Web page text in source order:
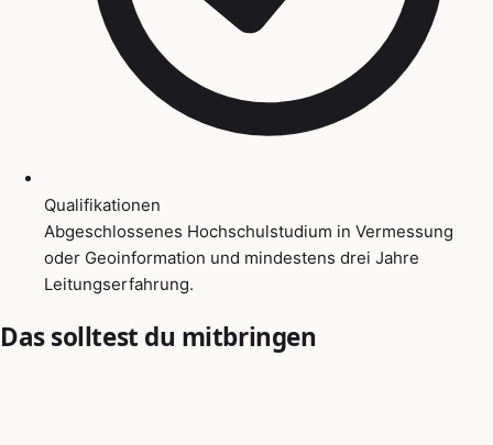
Qualifikationen
Abgeschlossenes Hochschulstudium in Vermessung
oder Geoinformation und mindestens drei Jahre
Leitungserfahrung.
Das solltest du mitbringen